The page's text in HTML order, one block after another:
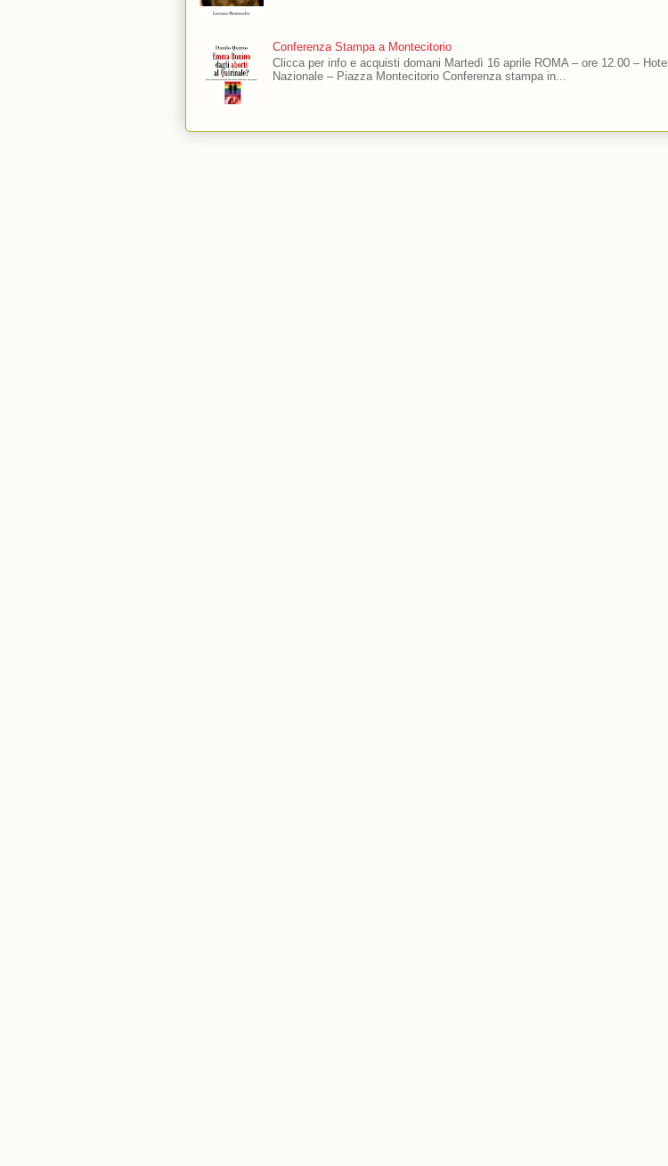
Conferenza Stampa a Montecitorio
Clicca per info e acquisti domani Martedì 16 aprile ROMA – ore 12.00 – Hotel
Nazionale – Piazza Montecitorio Conferenza stampa in...